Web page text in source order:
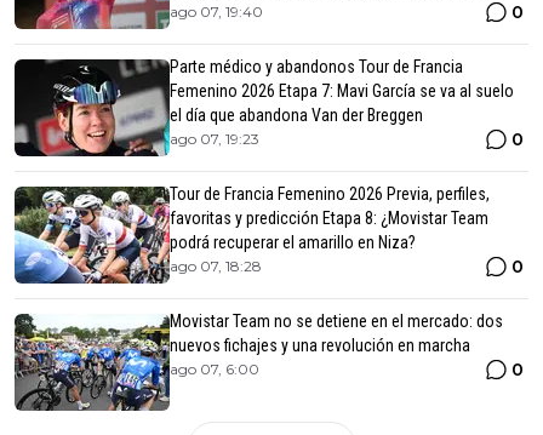
ago 07, 19:40 0
Parte médico y abandonos Tour de Francia
Femenino 2026 Etapa 7: Mavi García se va al suelo
el día que abandona Van der Breggen
ago 07, 19:23 0
Tour de Francia Femenino 2026 Previa, perfiles,
favoritas y predicción Etapa 8: ¿Movistar Team
podrá recuperar el amarillo en Niza?
ago 07, 18:28 0
Movistar Team no se detiene en el mercado: dos
nuevos fichajes y una revolución en marcha
ago 07, 6:00 0